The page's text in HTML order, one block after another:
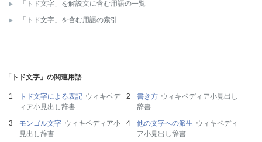
「トド文字」を解説文に含む用語の一覧
「トド文字」を含む用語の索引
「トド文字」の関連用語
トド文字による表記 ウィキペデ
ィア小見出し辞書
書き方 ウィキペディア小見出し
辞書
モンゴル文字 ウィキペディア小
見出し辞書
他の文字への派生 ウィキペディ
ア小見出し辞書